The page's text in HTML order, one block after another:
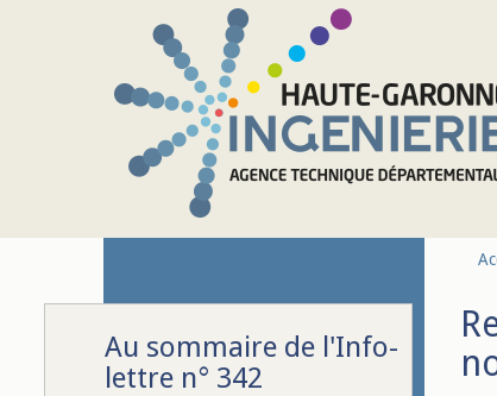
Au sommaire de l'Info-
lettre n° 342